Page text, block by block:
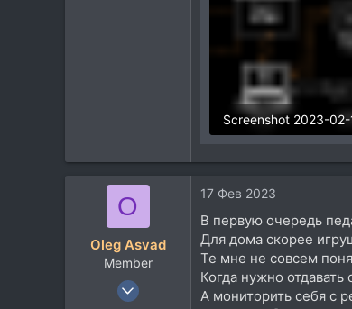
O
Oleg Asvad
Member
22 Янв 2019
17 Фев 2023
В первую очередь
Для дома скорее
Те мне не совсем
Когда нужно отдавать
А мониторить себя с